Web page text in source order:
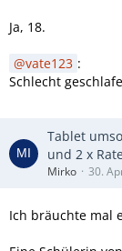
Ja, 18.
vate123 :
Schlecht
Tablet
und 2 x
Mirko 30.
Ich bräuchte mal